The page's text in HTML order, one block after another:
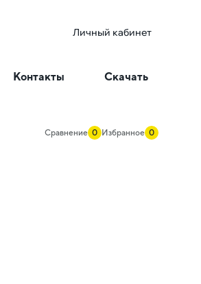
Личный кабинет
Контакты Скачать
Сравнение 0 Избранное 0